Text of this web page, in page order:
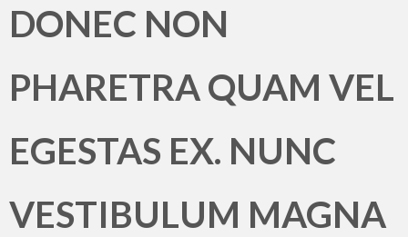
DONEC NON
PHARETRA QUAM VEL
EGESTAS EX. NUNC
VESTIBULUM MAGNA